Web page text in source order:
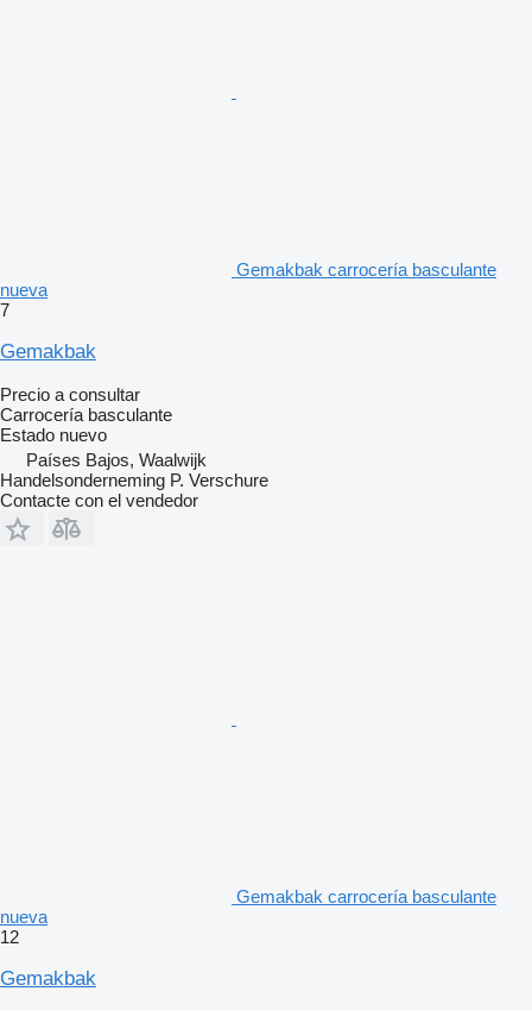
Gemakbak carrocería basculante
nueva
7
Gemakbak
Precio a consultar
Carrocería basculante
Estado nuevo
Países Bajos, Waalwijk
Handelsonderneming P. Verschure
Contacte con el vendedor
Gemakbak carrocería basculante
nueva
12
Gemakbak